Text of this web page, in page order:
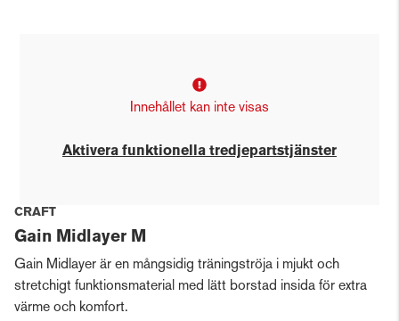
Innehållet kan inte visas
Aktivera funktionella tredjepartstjänster
CRAFT
Gain Midlayer M
Gain Midlayer är en mångsidig träningströja i mjukt och
stretchigt funktionsmaterial med lätt borstad insida för extra
värme och komfort.